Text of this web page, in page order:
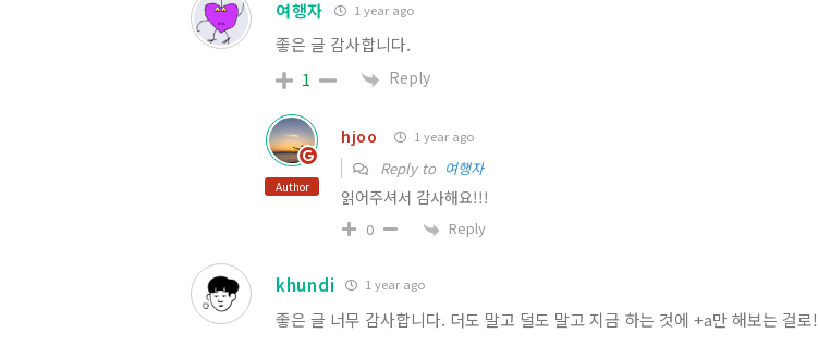
여행자 1 year ago
좋은 글 감사합니다.
1 Reply
Author
hjoo 1 year ago
Reply to 여행자
읽어주셔서 감사해요!!!
0 Reply
khundi 1 year ago
좋은 글 너무 감사합니다. 더도 말고 덜도 말고 지금 하는 것에 +a만 해보는 걸로!